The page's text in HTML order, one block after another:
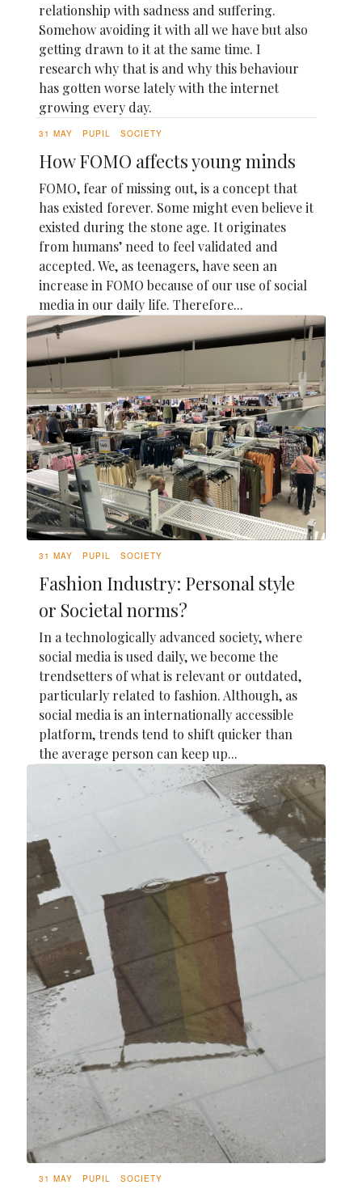
relationship with sadness and suffering.
Somehow avoiding it with all we have but also
getting drawn to it at the same time. I
research why that is and why this behaviour
has gotten worse lately with the internet
growing every day.
31 MAY PUPIL SOCIETY
How FOMO affects young minds
FOMO, fear of missing out, is a concept that
has existed forever. Some might even believe it
existed during the stone age. It originates
from humans’ need to feel validated and
accepted. We, as teenagers, have seen an
increase in FOMO because of our use of social
media in our daily life. Therefore...
31 MAY PUPIL SOCIETY
Fashion Industry: Personal style
or Societal norms?
In a technologically advanced society, where
social media is used daily, we become the
trendsetters of what is relevant or outdated,
particularly related to fashion. Although, as
social media is an internationally accessible
platform, trends tend to shift quicker than
the average person can keep up...
31 MAY PUPIL SOCIETY